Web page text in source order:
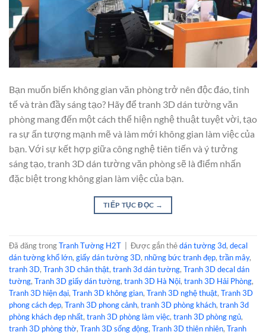
Bạn muốn biến không gian văn phòng trở nên độc đáo, tinh
tế và tràn đầy sáng tạo? Hãy để tranh 3D dán tường văn
phòng mang đến một cách thể hiện nghệ thuật tuyệt vời, tạo
ra sự ấn tượng mạnh mẽ và làm mới không gian làm việc của
bạn. Với sự kết hợp giữa công nghệ tiên tiến và ý tưởng
sáng tạo, tranh 3D dán tường văn phòng sẽ là điểm nhấn
đặc biệt trong không gian làm việc của bạn.
TIẾP TỤC ĐỌC →
Đã đăng trongTranh Tường H2T Được gắn thẻdán tường 3d, decal
dán tường khổ lớn, giấy dán tường 3D, những bức tranh đẹp, trần mây,
tranh 3D, Tranh 3D chân thật, tranh 3d dán tường, Tranh 3D decal dán
tường, Tranh 3D giấy dán tường, tranh 3D Hà Nội, tranh 3D Hải Phòng,
Tranh 3D hiện đại, Tranh 3D không gian, Tranh 3D nghệ thuật, Tranh 3D
phong cách đẹp, Tranh 3D phong cảnh, tranh 3D phòng khách, tranh 3d
phòng khách đẹp nhất, tranh 3D phòng làm việc, tranh 3D phòng ngủ,
tranh 3D phòng thờ, Tranh 3D sống động, Tranh 3D thiên nhiên, Tranh